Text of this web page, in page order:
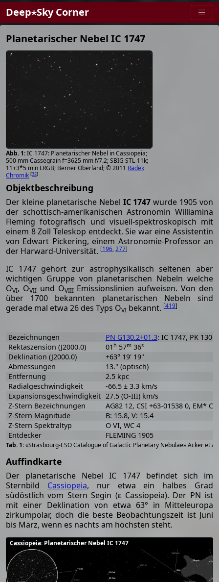
Deep⋆Sky Corner
Planetarischer Nebel IC 1747
IC 1747: Planetarischer Nebel in Cassiopeia;
500 mm Cassegrain f=3625 mm f/7.2; SBIG STL-11k;
11+3*5 min LRGB; Berner Oberland; © 2011 Radek
Chromik [32]
Objektbeschreibung
Der kleine planetarische Nebel IC 1747 wurde 1905 von
der schottisch-amerikanischen Astronomin Williamina
Fleming fotografisch und visuell-spektroskopisch mit
einem 8 Zoll Teleskop entdeckt. Sie war eine Assistentin
von Edwart Pickering, einem Astronomie-Professor an
der Harward-Universität. [196,277]
IC 1747 gehört zur astrophysikalisch seltenen aber
wichtigen Gruppe von planetarischen Nebeln welche
OVI, OVIIund OVIIIEmissionslinien aufweisen. Von den
über 1700 bekannten planetarischen Nebeln sind
gerade mal etwa 26 des Typs OVI bekannt. [419]
«Strasbourg-ESO Catalogue of Galactic Planetary Nebulae» Acker et
Bezeichnungen PN G130.2+01.3: IC 1747, PK
Rektaszension (J2000.0)
01 h 57m36s
Deklination (J2000.0)
+63° 19' 19"
Abmessungen
13." (optisch)
Entfernung
2.5 kpc
Radialgeschwindigkeit
-66.5 ± 3.3 km/s
Expansionsgeschwindigkeit 27.5 (O-III) km/s
Z-Stern Bezeichnungen
AG82 12, CSI +63-01538 0, EM*
Z-Stern Magnitude
B: 15.8, V: 15.4
Z-Stern Spektraltyp
O VI, WC 4
Entdecker
FLEMING 1905
Auffindkarte
Der planetarische Nebel IC 1747 befindet sich im
Sternbild Cassiopeia, nur etwa ein halbes Grad
südöstlich vom Stern Segin (ε Cassiopeia). Der PN ist
mit einer Deklination von etwa 63° in Mitteleuropa
zirkumpolar, doch die beste Beobachtungszeit ist Juni
bis März, wenn es nachts am höchsten steht.
Cassiopeia: Planetarischer Nebel IC 1747